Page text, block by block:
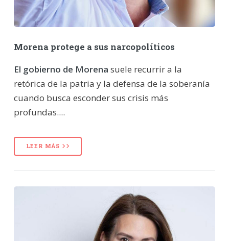
Morena protege a sus narcopolíticos
El gobierno de Morena suele recurrir a la
retórica de la patria y la defensa de la soberanía
cuando busca esconder sus crisis más
profundas....
LEER MÁS